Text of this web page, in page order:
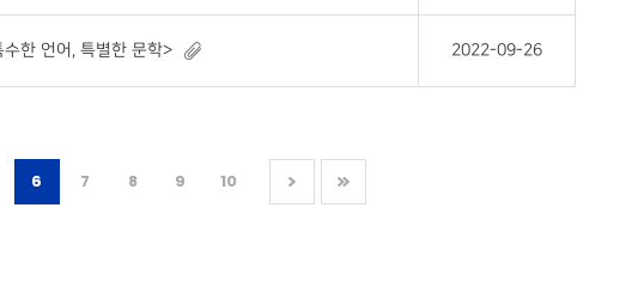
한 언어, 특별한 문학> 2022-09-26
6 7 8 9 10